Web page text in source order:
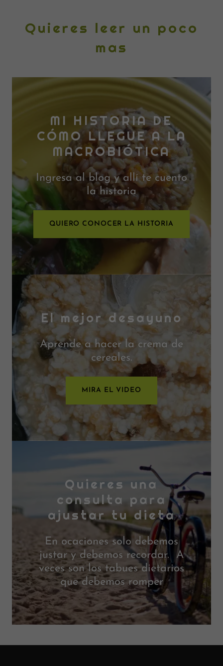
Quieres leer un poco
mas
MI HISTORIA DE
CÓMO LLEGUE A LA
MACROBIÓTICA
Ingresa al blog y allí te cuento
la historia
QUIERO CONOCER LA HISTORIA
El mejor desayuno
Aprende a hacer la crema de
cereales.
MIRA EL VIDEO
Quieres una
consulta para
ajustar tu dieta
En ocaciones solo debemos
justar y debemos recordar. A
veces son los tabues dietarios
que debemos romper